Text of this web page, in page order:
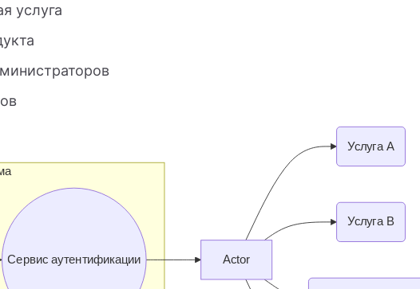
услуга